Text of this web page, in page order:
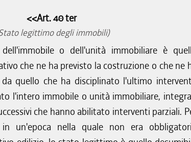
<<Art. 40 ter
legittimo degli immobili)
o dell'unità immobiliare è
che ne ha previsto la costruzione o che ne
quello che ha disciplinato l'ultimo
l'intero immobile o unità immobiliare,
che hanno abilitato interventi parziali.
un'epoca nella quale non era